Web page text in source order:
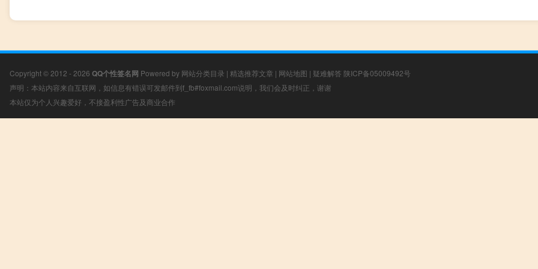
Copyright © 2012 - 2026 QQ个性签名网 Powered by 网站分类目录 | 精选推荐文章 | 网站地图 | 疑难解答 陕ICP备05009492号
声明：本站内容来自互联网，如信息有错误可发邮件到f_fb#foxmail.com说明，我们会及时纠正，谢谢
本站仅为个人兴趣爱好，不接盈利性广告及商业合作